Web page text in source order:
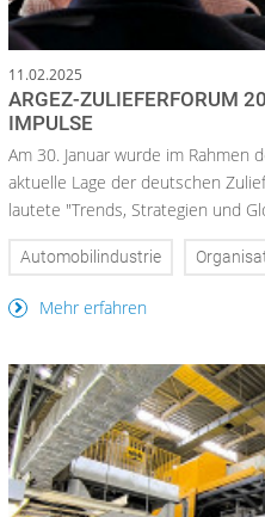
11.02.2025
ARGEZ-ZULIEFERFORUM
IMPULSE
Am 30. Januar wurde im Rahmen
aktuelle Lage der deutschen
lautete "Trends, Strategien und
Automobilindustrie
Mehr erfahren